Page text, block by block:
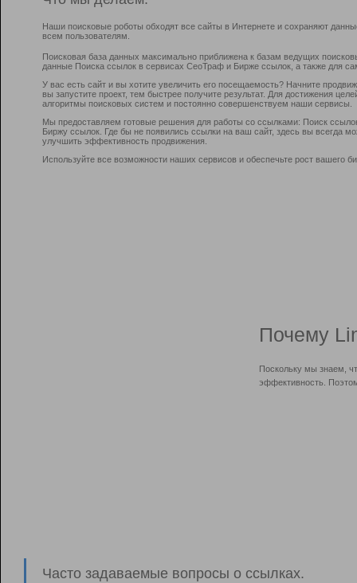
Наши поисковые роботы обходят все сайты в Интернете и сохраняют
всем пользователям.
Поисковая база данных максимально приближена к базам ведущих
данные Поиска ссылок в сервисах СеоТраф и Бирже ссылок, а также для
У вас есть сайт и вы хотите увеличить его посещаемость? Начните
вы запустите проект, тем быстрее получите результат. Для достижения
алгоритмы поисковых систем и постоянно совершенствуем наши сервисы.
Мы предоставляем готовые решения для работы со ссылками: Поиск
Биржу ссылок. Где бы не появились ссылки на ваш сайт, здесь вы всегда
улучшить эффективность продвижения.
Используйте все возможности наших сервисов и обеспечьте рост вашего
Почему
Поскольку мы знаем,
эффективность.
Часто задаваемые вопросы о ссылках.